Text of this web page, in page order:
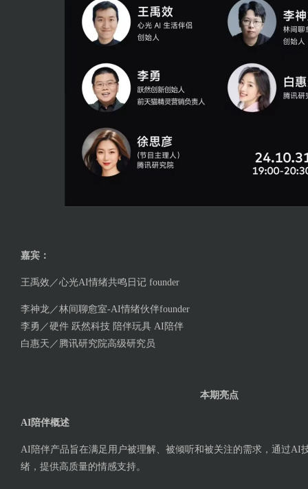
嘉宾：
王禹效／心光AI情绪共鸣日记 founder
李神龙／林间聊愈室-AI情绪伙伴founder
李勇／硬件 跃然科技 陪伴玩具 AI陪伴
白惠天／腾讯研究院高级研究员
本期亮点
AI陪伴概述
AI陪伴产品旨在满足用户被理解、被倾听和被关注的需求，通过AI
绪，提供高质量的情感支持。